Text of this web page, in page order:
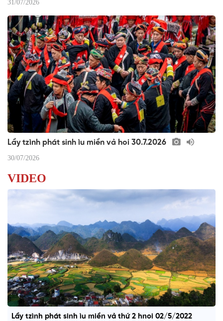
31/07/2026
Lầy tzình phát sinh ìu miền vả hoi 30.7.2026
30/07/2026
VIDEO
Lầy tzình phát sinh ìu miền vả thứ 2 hnoi 02/5/2022